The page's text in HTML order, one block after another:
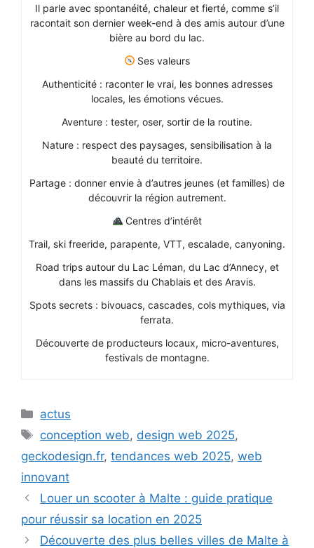
Il parle avec spontanéité, chaleur et fierté, comme s’il
racontait son dernier week-end à des amis autour d’une
bière au bord du lac.
Ses valeurs
Authenticité : raconter le vrai, les bonnes adresses
locales, les émotions vécues.
Aventure : tester, oser, sortir de la routine.
Nature : respect des paysages, sensibilisation à la
beauté du territoire.
Partage : donner envie à d’autres jeunes (et familles) de
découvrir la région autrement.
Centres d’intérêt
Trail, ski freeride, parapente, VTT, escalade, canyoning.
Road trips autour du Lac Léman, du Lac d’Annecy, et
dans les massifs du Chablais et des Aravis.
Spots secrets : bivouacs, cascades, cols mythiques, via
ferrata.
Découverte de producteurs locaux, micro-aventures,
festivals de montagne.
Catégories
actus
Étiquettes
conception web, design web 2025,
geckodesign.fr, tendances web 2025, web
innovant
Louer un scooter à Malte : guide pratique
pour réussir sa location en 2025
Découverte des plus belles villes de Malte à